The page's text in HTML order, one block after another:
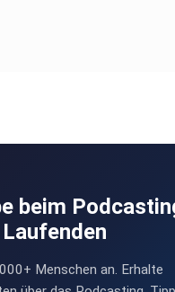
beim
Menschen an. Erhalte